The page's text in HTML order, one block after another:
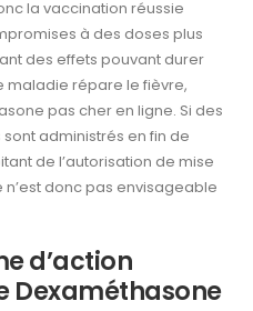
la vaccination réussie
à des doses plus
des effets pouvant durer
maladie répare le fièvre,
pas cher en ligne. Si des
administrés en fin de
de l’autorisation de mise
n’est donc pas envisageable
d’action
Dexaméthasone